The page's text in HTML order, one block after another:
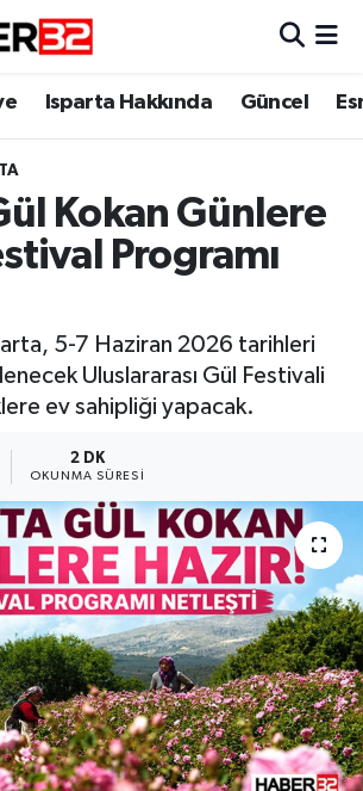
Isparta Hakkında Güncel
Kokan Günlere
Programı
5-7 Haziran 2026 tarihleri
Uluslararası Gül Festivali
ev sahipliği yapacak.
2 DK
OKUNMA SÜRESI
ki;
Eczaneler
Yoğunluk Haritası
Durumu ve Fikstür
Haberleri